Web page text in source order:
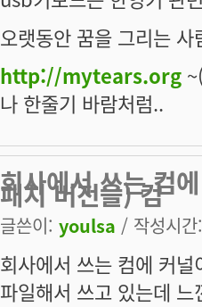
오랫동안 꿈을 그리는
http://mytears.org
나 한줄기 바람처럼..
회사에서 쓰는 컴
패치 버전을) 컴
글쓴이: youlsa / 작성시
회사에서 쓰는 컴에 커
파일해서 쓰고 있는데